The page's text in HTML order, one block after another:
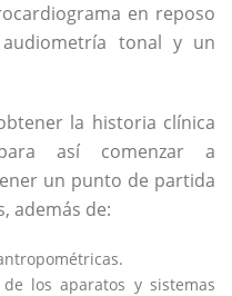
en reposo
tonal y un
la historia clínica
así comenzar a
un punto de partida
además de:
los aparatos y sistemas